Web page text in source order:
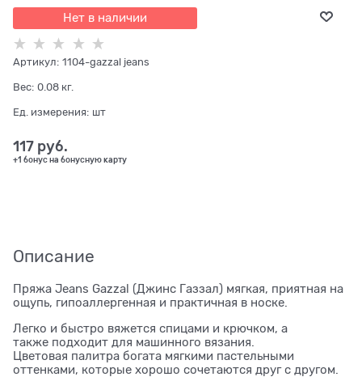
Нет в наличии
Артикул: 1104-gazzal jeans
Вес: 0.08 кг.
Ед. измерения: шт
117 руб.
+1 бонус на бонусную карту
Описание
Пряжа Jeans Gazzal (Джинс Газзал) мягкая, приятная на
ощупь, гипоаллергенная и практичная в носке.
Легко и быстро вяжется спицами и крючком, а
также подходит для машинного вязания.
Цветовая палитра богата мягкими пастельными
оттенками, которые хорошо сочетаются друг с другом.